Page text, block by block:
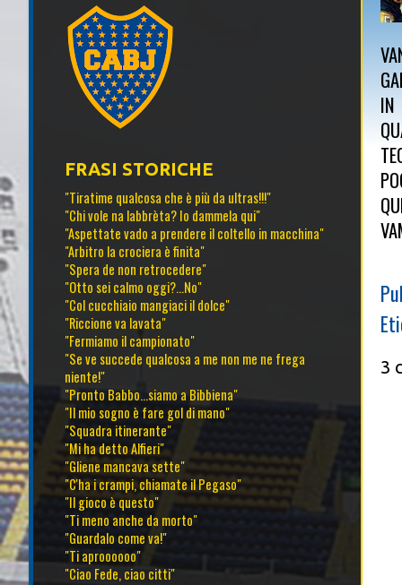
3
FRASI STORICHE
"Tiratime qualcosa che è più da ultras!!!"
"Chi vole na labbrèta? Io dammela qui"
"Aspettate vado a prendere il coltello in macchina"
"Arbitro la crociera è finita"
"Spera de non retrocedere"
"Otto sei calmo oggi?...No"
"Col cucchiaio mangiaci il dolce"
"Riccione va lavata"
"Fermiamo il campionato"
"Se ve succede qualcosa a me non me ne frega
niente!"
"Pronto Babbo...siamo a Bibbiena"
"Il mio sogno è fare gol di mano"
"Squadra itinerante"
"Mi ha detto Alfieri"
"Gliene mancava sette"
"C'ha i crampi, chiamate il Pegaso"
"Il gioco è questo"
"Ti meno anche da morto"
"Guardalo come va!"
"Ti aproooooo"
"Ciao Fede, ciao citti"